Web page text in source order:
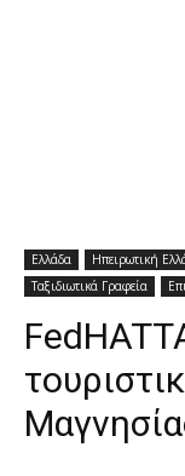
Ελλάδα Ηπειρωτική
Ταξιδιωτικά Γραφεία